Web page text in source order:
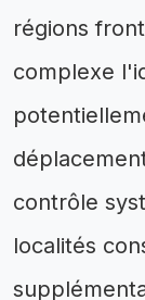
régions
complexe
contrôle
localités